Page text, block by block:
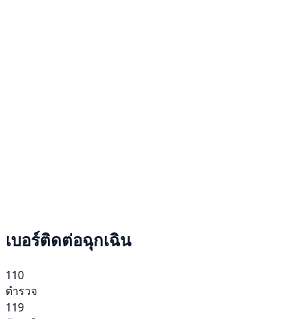
เบอร์ติดต่อฉุกเฉิน
110
ตำรวจ
119